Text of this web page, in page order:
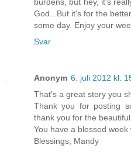
burdens, but hey, it's
God...But it's for the
some day. Enjoy your
Svar
Anonym 6. juli 2012 kl.
That's a great story you
Thank you for posting
thank you for the
You have a blessed week
Blessings, Mandy